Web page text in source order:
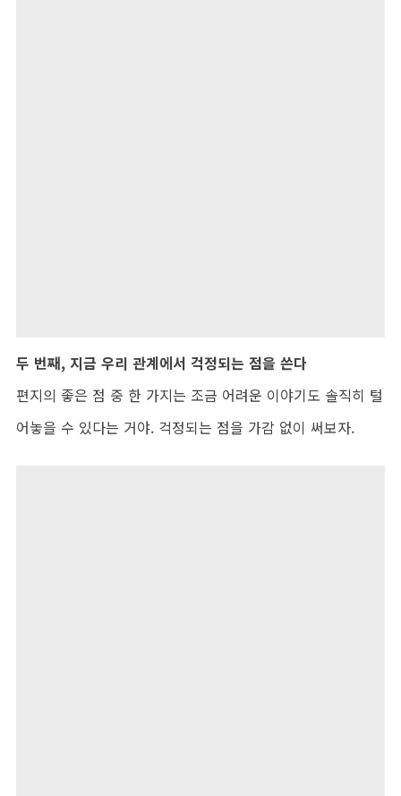
두 번째, 지금 우리 관계에서 걱정되는 점을 쓴다
편지의 좋은 점 중 한 가지는 조금 어려운 이야기도 솔직히 털
어놓을 수 있다는 거야. 걱정되는 점을 가감 없이 써보자.